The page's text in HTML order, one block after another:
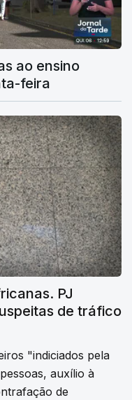
ao ensino
feira
PJ
de tráfico
"indiciados pela
auxílio à
de